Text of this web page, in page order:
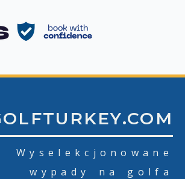
Wyselekcjonowane
wypady na golfa